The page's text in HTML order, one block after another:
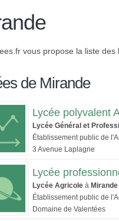
vous propose la liste des
de Mirande
Lycée polyvalent
Lycée Général et
Établissement public de
3 Avenue Laplagne
Lycée
Lycée Agricole à Mirande
Établissement public de
Domaine de Valentées